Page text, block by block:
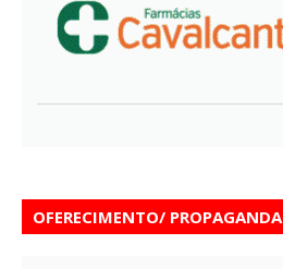
OFERECIMENTO/ PROPAGANDA